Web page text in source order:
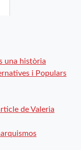
una història
i Populars
de Valeria